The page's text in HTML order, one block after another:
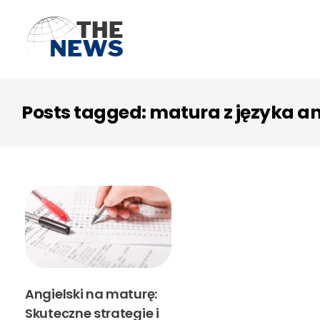
Posts tagged: matura z języka
Angielski na maturę:
Skuteczne strategie i